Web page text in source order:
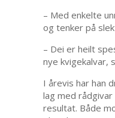
– Med enkelte
og tenker på
– Dei er heilt
nye kvigekalvar,
I årevis har han
lag med rådgivar
resultat. Både